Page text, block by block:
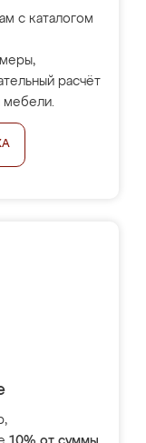
с каталогом
расчёт
мебели.